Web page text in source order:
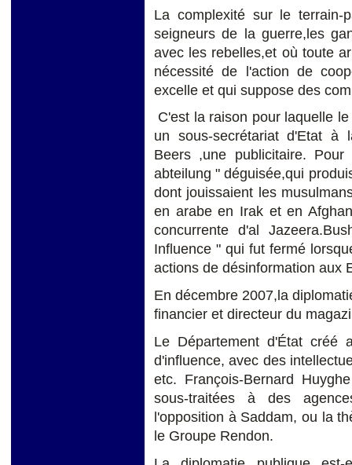
La complexité sur le
seigneurs de la guerre,les
avec les rebelles,et où toute
nécessité de l'action de
excelle et qui suppose des
C'est la raison pour laquelle
un sous-secrétariat d'Etat à
Beers ,une publicitaire.
abteilung " déguisée,qui
dont jouissaient les
en arabe en Irak et en
concurrente d'al
Influence " qui fut fermé
actions de désinformation aux
En décembre 2007,la
financier et directeur du
Le Département d'État créé
d'influence, avec des
etc. François-Bernard
sous-traitées à des
l'opposition à Saddam, ou la
le Groupe Rendon.